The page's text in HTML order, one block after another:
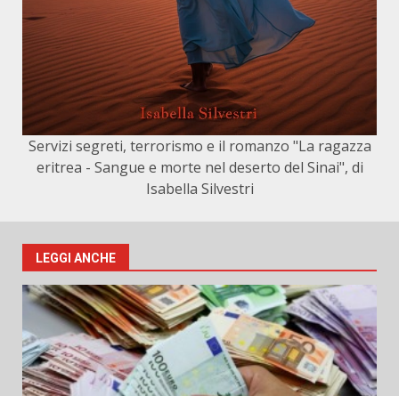
Servizi segreti, terrorismo e il romanzo "La ragazza
eritrea - Sangue e morte nel deserto del Sinai", di
Isabella Silvestri
LEGGI ANCHE